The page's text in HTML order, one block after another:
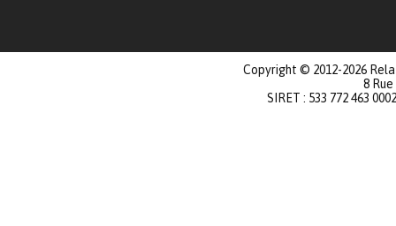
Copyright © 2012-2026
8
SIRET : 533 772 463